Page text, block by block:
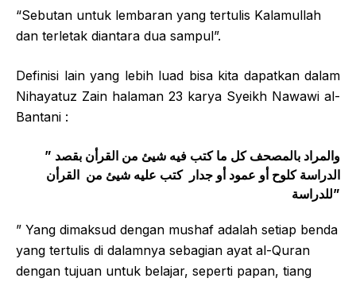
“Sebutan untuk lembaran yang tertulis Kalamullah
dan terletak diantara dua sampul”.
Definisi lain yang lebih luad bisa kita dapatkan dalam
Nihayatuz Zain halaman 23 karya Syeikh Nawawi al-
Bantani :
” والمراد بالمصحف كل ما كتب فيه شيئ من القرأن بقصد
الدراسة كلوح أو عمود أو جدار كتب عليه شيئ من القرأن
للدراسة”
” Yang dimaksud dengan mushaf adalah setiap benda
yang tertulis di dalamnya sebagian ayat al-Quran
dengan tujuan untuk belajar, seperti papan, tiang